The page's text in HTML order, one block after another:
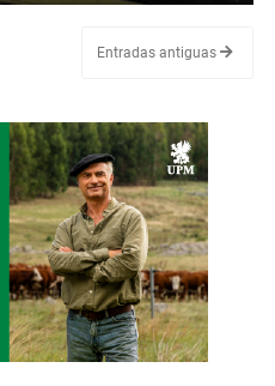
Entradas antiguas